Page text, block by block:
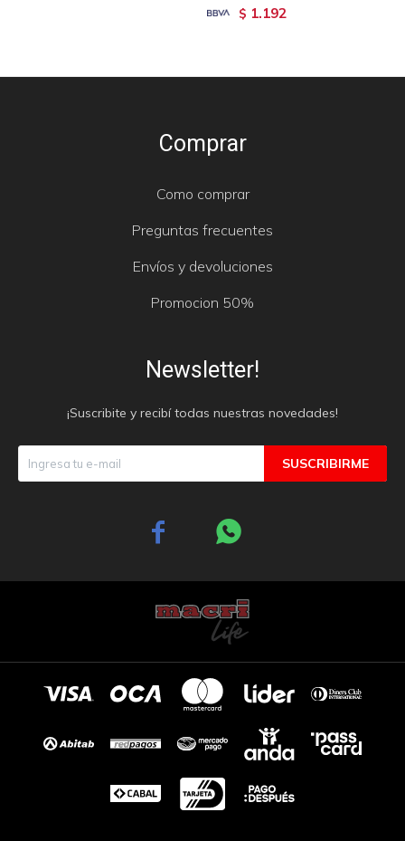
$ 1.192
Comprar
Como comprar
Preguntas frecuentes
Envíos y devoluciones
Promocion 50%
Newsletter!
¡Suscribite y recibí todas nuestras novedades!
SUSCRIBIRME
 